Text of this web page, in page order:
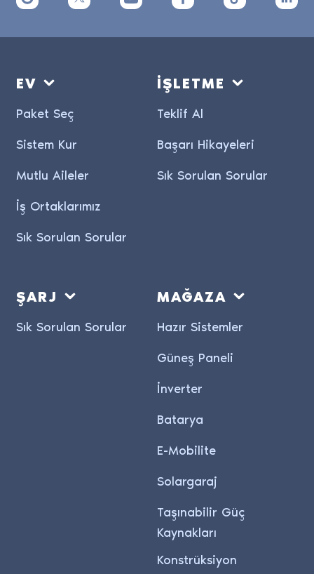
EV
Paket Seç
Sistem Kur
Mutlu Aileler
İş Ortaklarımız
Sık Sorulan Sorular
İŞLETME
Teklif Al
Başarı Hikayeleri
Sık Sorulan Sorular
ŞARJ
Sık Sorulan Sorular
MAĞAZA
Hazır Sistemler
Güneş Paneli
İnverter
Batarya
E-Mobilite
Solargaraj
Taşınabilir Güç
Kaynakları
Konstrüksiyon